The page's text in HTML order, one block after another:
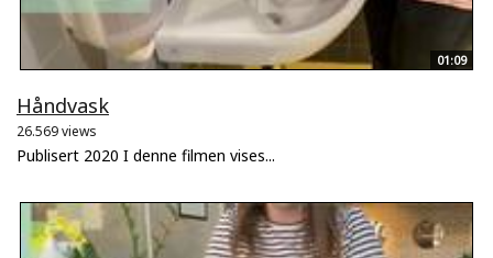
01:09
Håndvask
26.569 views
Publisert 2020 I denne filmen vises...